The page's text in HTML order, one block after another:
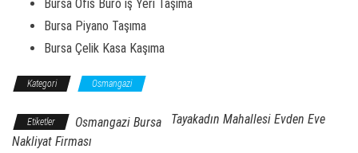
Bursa Ofis Büro iş Yeri Taşıma
Bursa Piyano Taşıma
Bursa Çelik Kasa Kaşıma
Kategori Osmangazi
Etiketler Osmangazi Bursa
Tayakadın Mahallesi Evden Eve
Nakliyat Firması